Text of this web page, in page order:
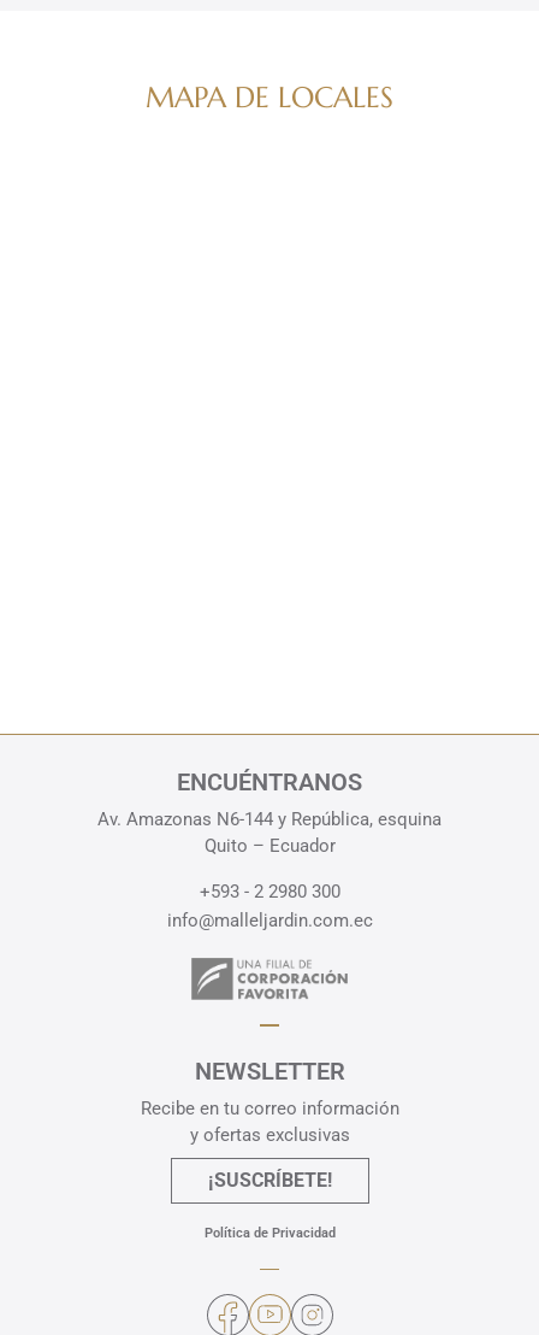
MAPA DE LOCALES
ENCUÉNTRANOS
Av. Amazonas N6-144 y República, esquina
Quito – Ecuador
+593 - 2 2980 300
info@malleljardin.com.ec
NEWSLETTER
Recibe en tu correo información
y ofertas exclusivas
¡SUSCRÍBETE!
Política de Privacidad